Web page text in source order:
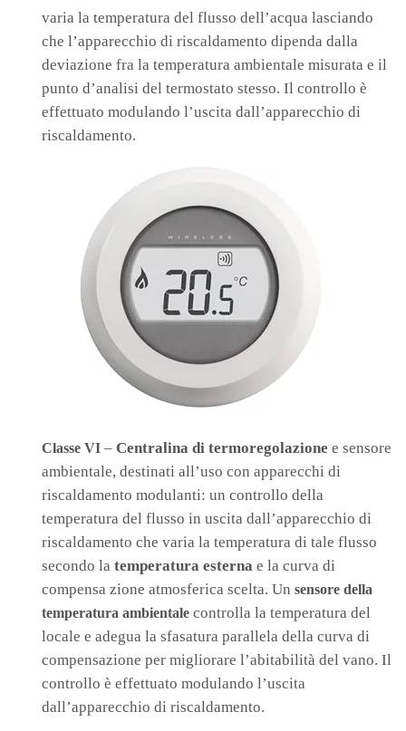
varia la temperatura del flusso dell’acqua lasciando
che l’apparecchio di riscaldamento dipenda dalla
deviazione fra la temperatura ambientale misurata e il
punto d’analisi del termostato stesso. Il controllo è
effettuato modulando l’uscita dall’apparecchio di
riscaldamento.
Classe VI – Centralina di termoregolazione e sensore
ambientale, destinati all’uso con apparecchi di
riscaldamento modulanti: un controllo della
temperatura del flusso in uscita dall’apparecchio di
riscaldamento che varia la temperatura di tale flusso
secondo la temperatura esterna e la curva di
compensa zione atmosferica scelta. Un sensore della
temperatura ambientale controlla la temperatura del
locale e adegua la sfasatura parallela della curva di
compensazione per migliorare l’abitabilità del vano. Il
controllo è effettuato modulando l’uscita
dall’apparecchio di riscaldamento.